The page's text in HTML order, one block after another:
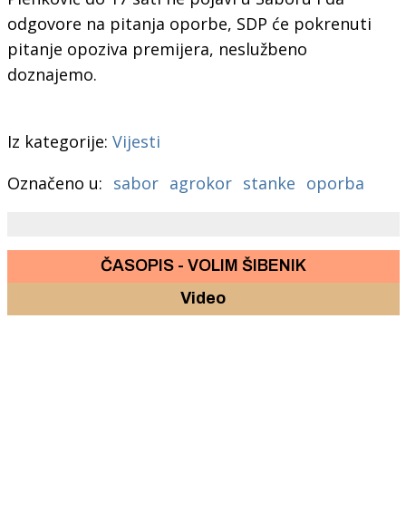
odgovore na pitanja oporbe, SDP će pokrenuti
pitanje opoziva premijera, neslužbeno
doznajemo.
Iz kategorije: Vijesti
Označeno u: sabor agrokor stanke oporba
ČASOPIS - VOLIM ŠIBENIK
Video